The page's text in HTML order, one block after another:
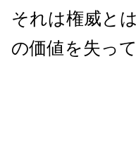
それは権威と
の価値を失っ